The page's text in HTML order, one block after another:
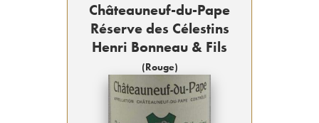
Châteauneuf-du-Pape
Réserve des Célestins
Henri Bonneau & Fils
(Rouge)